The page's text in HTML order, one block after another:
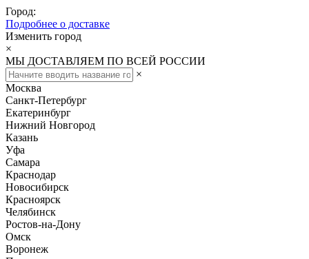
Город:
Подробнее о доставке
Изменить город
×
МЫ ДОСТАВЛЯЕМ ПО ВСЕЙ РОССИИ
×
Москва
Санкт-Петербург
Екатеринбург
Нижний Новгород
Казань
Уфа
Самара
Краснодар
Новосибирск
Красноярск
Челябинск
Ростов-на-Дону
Омск
Воронеж